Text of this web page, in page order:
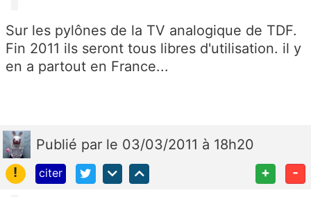
Sur les pylônes de la TV analogique de TDF.
Fin 2011 ils seront tous libres d'utilisation. il y
en a partout en France...
Publié par le 03/03/2011 à 18h20
!
citer + -